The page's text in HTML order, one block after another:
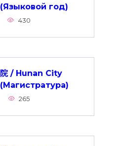
год)
430
院 / Hunan City
265